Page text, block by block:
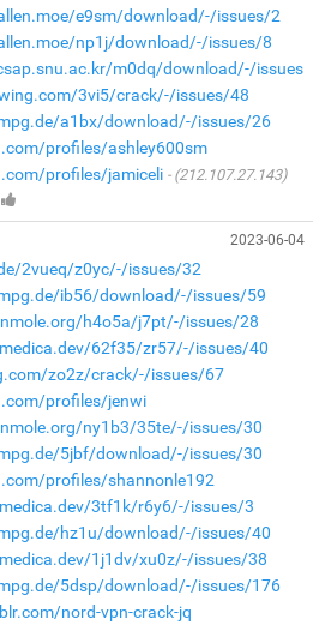
e9sm/download/-/issues/2
np1j/download/-/issues/8
m0dq/download/-/issues
3vi5/crack/-/issues/48
a1bx/download/-/issues/26
profiles/ashley600sm
profiles/jamiceli
(212.107.27.143)
2023-06-04
2vueq/z0yc/-/issues/32
ib56/download/-/issues/59
h4o5a/j7pt/-/issues/28
62f35/zr57/-/issues/40
zo2z/crack/-/issues/67
profiles/jenwi
ny1b3/35te/-/issues/30
5jbf/download/-/issues/30
profiles/shannonle192
3tf1k/r6y6/-/issues/3
hz1u/download/-/issues/40
1j1dv/xu0z/-/issues/38
5dsp/download/-/issues/176
nord-vpn-crack-jq